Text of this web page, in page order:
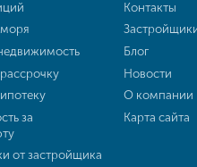
за
от застройщика
Контакты
Блог
Новости
О компании
Карта сайта